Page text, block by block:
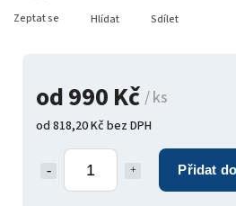
od990 Kč / ks
od818,20 Kčbez DPH
Přidat
Zeptat se Hlídat Sdílet